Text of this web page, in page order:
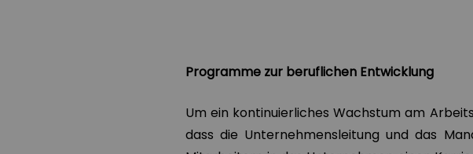
Programme zur beruflichen Entwicklung
Um ein kontinuierliches Wachstum am
dass die Unternehmensleitung und das